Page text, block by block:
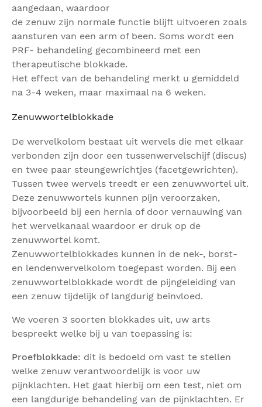
aangedaan, waardoor
de zenuw zijn normale functie blijft uitvoeren zoals
aansturen van een arm of been. Soms wordt een
PRF- behandeling gecombineerd met een
therapeutische blokkade.
Het effect van de behandeling merkt u gemiddeld
na 3-4 weken, maar maximaal na 6 weken.
Zenuwwortelblokkade
De wervelkolom bestaat uit wervels die met elkaar
verbonden zijn door een tussenwervelschijf (discus)
en twee paar steungewrichtjes (facetgewrichten).
Tussen twee wervels treedt er een zenuwwortel uit.
Deze zenuwwortels kunnen pijn veroorzaken,
bijvoorbeeld bij een hernia of door vernauwing van
het wervelkanaal waardoor er druk op de
zenuwwortel komt.
Zenuwwortelblokkades kunnen in de nek-, borst-
en lendenwervelkolom toegepast worden. Bij een
zenuwwortelblokkade wordt de pijngeleiding van
een zenuw tijdelijk of langdurig beïnvloed.
We voeren 3 soorten blokkades uit, uw arts
bespreekt welke bij u van toepassing is:
Proefblokkade: dit is bedoeld om vast te stellen
welke zenuw verantwoordelijk is voor uw
pijnklachten. Het gaat hierbij om een test, niet om
een langdurige behandeling van de pijnklachten. Er